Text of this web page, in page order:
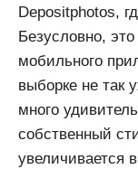
Depositphotos,
Безусловно,
мобильного
выборке не так
много
собственный
увеличивается